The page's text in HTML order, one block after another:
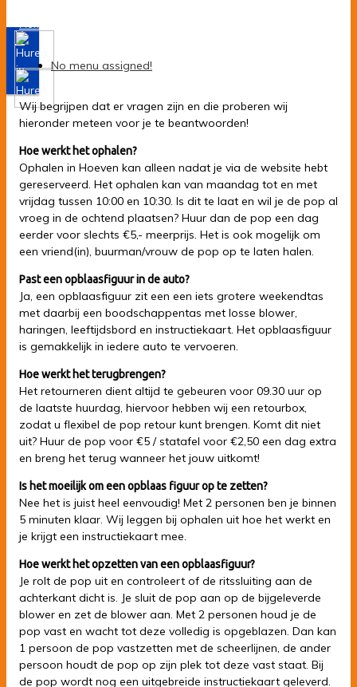
No menu assigned!
Wij begrijpen dat er vragen zijn en die proberen wij
hieronder meteen voor je te beantwoorden!
Hoe werkt het ophalen?
Ophalen in Hoeven kan alleen nadat je via de website hebt
gereserveerd. Het ophalen kan van maandag tot en met
vrijdag tussen 10:00 en 10:30. Is dit te laat en wil je de pop al
vroeg in de ochtend plaatsen? Huur dan de pop een dag
eerder voor slechts €5,- meerprijs. Het is ook mogelijk om
een vriend(in), buurman/vrouw de pop op te laten halen.
Past een opblaasfiguur in de auto?
Ja, een opblaasfiguur zit een een iets grotere weekendtas
met daarbij een boodschappentas met losse blower,
haringen, leeftijdsbord en instructiekaart. Het opblaasfiguur
is gemakkelijk in iedere auto te vervoeren.
Hoe werkt het terugbrengen?
Het retourneren dient altijd te gebeuren voor 09.30 uur op
de laatste huurdag, hiervoor hebben wij een retourbox,
zodat u flexibel de pop retour kunt brengen. Komt dit niet
uit? Huur de pop voor €5 / statafel voor €2,50 een dag extra
en breng het terug wanneer het jouw uitkomt!
Is het moeilijk om een opblaas figuur op te zetten?
Nee het is juist heel eenvoudig! Met 2 personen ben je binnen
5 minuten klaar. Wij leggen bij ophalen uit hoe het werkt en
je krijgt een instructiekaart mee.
Hoe werkt het opzetten van een opblaasfiguur?
Je rolt de pop uit en controleert of de ritssluiting aan de
achterkant dicht is. Je sluit de pop aan op de bijgeleverde
blower en zet de blower aan. Met 2 personen houd je de
pop vast en wacht tot deze volledig is opgeblazen. Dan kan
1 persoon de pop vastzetten met de scheerlijnen, de ander
persoon houdt de pop op zijn plek tot deze vast staat. Bij
de pop wordt nog een uitgebreide instructiekaart geleverd.